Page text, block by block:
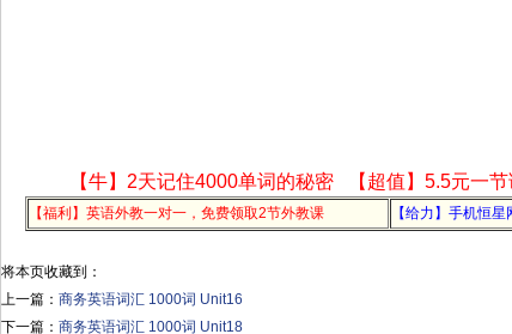
【牛】2天记住4000单词的秘密 【超值】5.5元一
【福利】英语外教一对一，免费领取2节外教课 【给力】手机恒
将本页收藏到：
上一篇： 商务英语词汇 1000词 Unit16
下一篇： 商务英语词汇 1000词 Unit18